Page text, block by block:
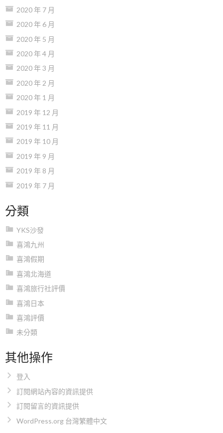
2020 年 7 月
2020 年 6 月
2020 年 5 月
2020 年 4 月
2020 年 3 月
2020 年 2 月
2020 年 1 月
2019 年 12 月
2019 年 11 月
2019 年 10 月
2019 年 9 月
2019 年 8 月
2019 年 7 月
分類
YKS沙發
喜鴻九州
喜鴻假期
喜鴻北海道
喜鴻旅行社評價
喜鴻日本
喜鴻評價
未分類
其他操作
登入
訂閱網站內容的資訊提供
訂閱留言的資訊提供
WordPress.org 台灣繁體中文